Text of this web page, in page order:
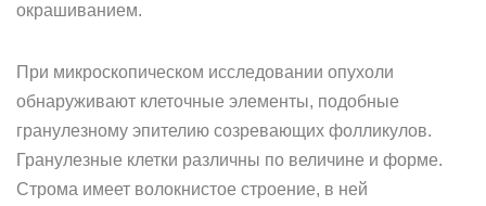
окрашиванием.
При микроскопическом исследовании опухоли
обнаруживают клеточные элементы, подобные
гранулезному эпителию созревающих фолликулов.
Гранулезные клетки различны по величине и форме.
Строма имеет волокнистое строение, в ней